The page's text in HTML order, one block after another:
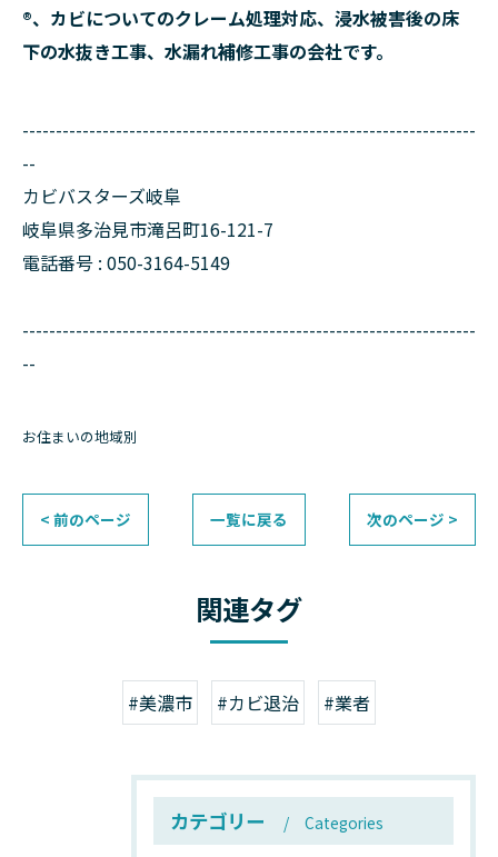
®、カビについてのクレーム処理対応、浸水被害後の床
下の水抜き工事、水漏れ補修工事の会社です。
--------------------------------------------------------------------
--
カビバスターズ岐阜
岐阜県多治見市滝呂町16-121-7
電話番号 : 050-3164-5149
--------------------------------------------------------------------
--
お住まいの地域別
< 前のページ 一覧に戻る 次のページ >
関連タグ
#美濃市 #カビ退治 #業者
カテゴリー Categories